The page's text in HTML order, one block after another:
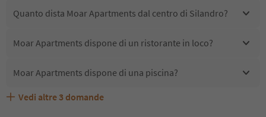
Quanto dista Moar Apartments dal centro di Silandro?
Moar Apartments dispone di un ristorante in loco?
Moar Apartments dispone di una piscina?
Moar Apartments accetta animali domestici?
Quali servizi/attività sono disponibili presso Moar
Gli ospiti di Moar Apartments ricevono l'Alto Adige Guest
Vedi altre 3 domande